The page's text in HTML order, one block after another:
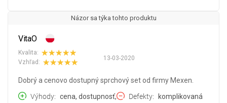
Názor sa týka tohto produktu
VitaO
13-03-2020
Kvalita:
Vzhľad:
Dobrý a cenovo dostupný sprchový set od firmy Mexen.
Výhody
cena, dostupnosť,
Defekty
komplikovaná